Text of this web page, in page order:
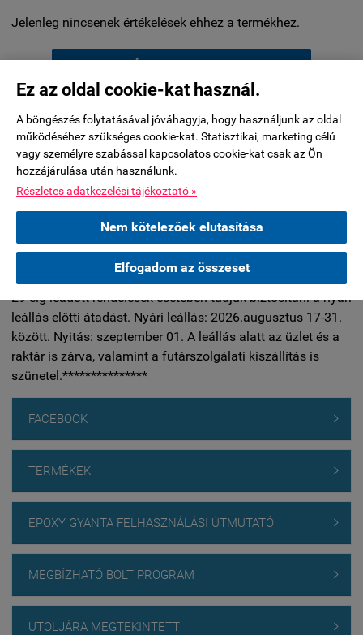
Ez az oldal cookie-kat használ.
A böngészés folytatásával jóváhagyja, hogy használjunk az oldal
működéséhez szükséges cookie-kat. Statisztikai, marketing célú
vagy személyre szabással kapcsolatos cookie-kat csak az Ön
hozzájárulása után használunk.
Részletes adatkezelési tájékoztató »
Nem kötelezőek elutasítása
Elfogadom az összeset
Jelenleg nincsenek értékelések ehhez a termékhez.
Értékelés írása
KÉRDÉSEK ÉS VÁLASZOK:
Jelenleg nincsenek kérdések ehhez a termékhez.
Kérdés küldése
***********A készleten nem lévő termékeknél a 2026.július
29-éig leadott rendelések esetében tudjuk biztosítani a nyári
leállás előtti átadást. Nyári leállás: 2026.augusztus 17-31.
között. Nyitás: szeptember 01. A leállás alatt az üzlet és a
raktár is zárva, valamint a futárszolgálati kiszállítás is
szünetel.***************
FACEBOOK 
TERMÉKEK 
EPOXY GYANTA FELHASZNÁLÁSI ÚTMUTATÓ 
MEGBÍZHATÓ BOLT PROGRAM 
UTOLJÁRA MEGTEKINTETT 